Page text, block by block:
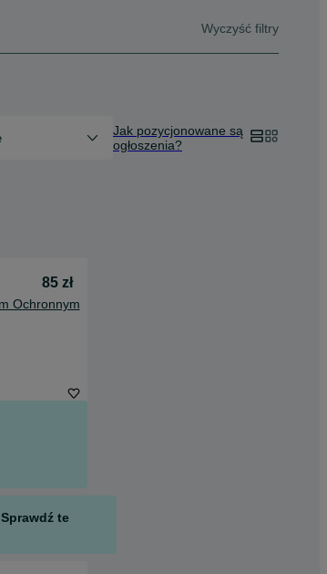
Wyczyść filtry
Jak pozycjonowane są
ogłoszenia?
85 zł
Ochronnym
te